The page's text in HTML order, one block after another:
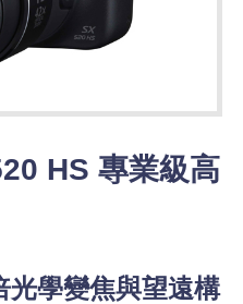
HS 專業級高
光學變焦與望遠構